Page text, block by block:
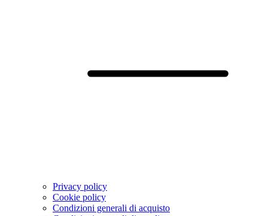
Privacy policy
Cookie policy
Condizioni generali di acquisto